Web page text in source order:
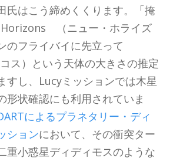
氏はこう締めくくります。「掩
（ニュー・ホライズ
のフライバイに先立って
ス）という天体の大きさの推定
すし、Lucyミッションでは木星
形状確認にも利用されていま
によるプラネタリー・ディ
ションにおいて、その衝突ター
重小惑星ディディモスのような